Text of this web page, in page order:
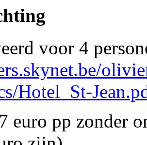
voor 4
Hotel_St-
euro pp zonder